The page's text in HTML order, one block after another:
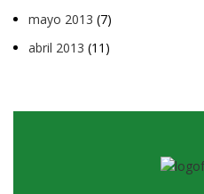
mayo 2013 (7)
abril 2013 (11)